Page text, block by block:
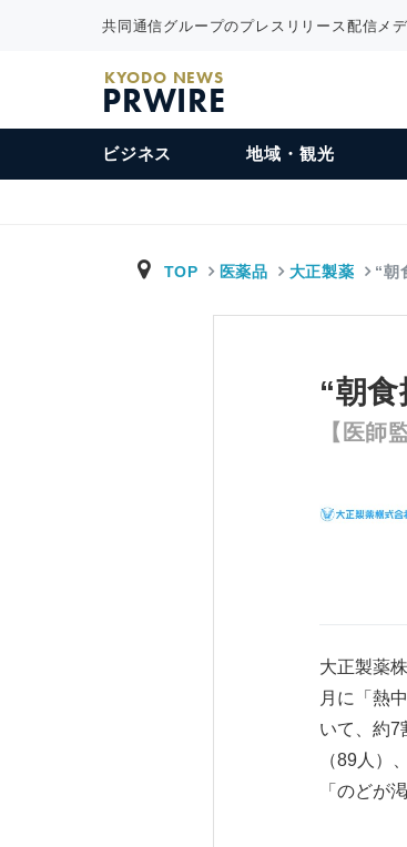
共同通信グループのプレスリリース配信メ
KYODO NEWS
PRWIRE
ビジネス 地域・観光
TOP 医薬品 大正製薬 “朝
“朝
【医師
大正製薬
月に「熱
いて、約7
（89人）
「のどが